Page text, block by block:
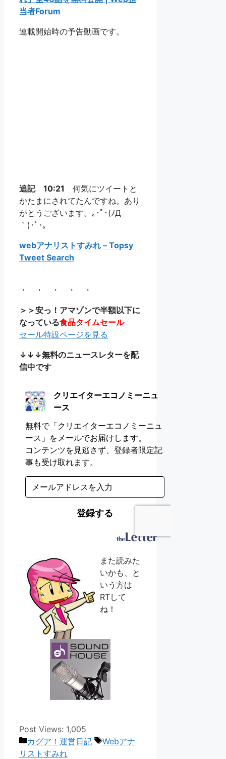
当者Forum
連載開始時の予告動画です。
追記 10:21 何気にツイートと
かたまにされてたんですね。あり
がとうございます。｡･ﾟ･(ﾉД
｀)･ﾟ･｡
webアナリストすみれ – Topsy
Tweet Search
・ ・ ・ ・ ・
＞＞安っ！アマゾンで半額以下に
なっている食品タイムセール
セール特設ページを見る
↓↓↓無料のニュースレターを配
信中です
また読みた
いかも、と
いう方は
RTして
ね！
Post Views: 1,005
カ
テ
カグア！運営日記
タ
Webアナ
リストすみれ